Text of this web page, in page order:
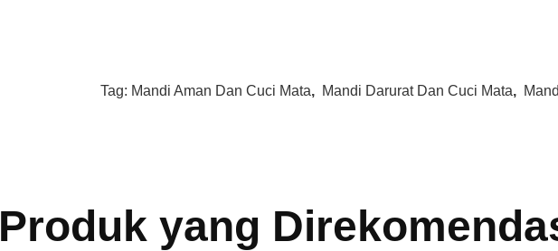
Tag: Mandi Aman Dan Cuci Mata, Mandi Darurat Dan Cuci Mata,
Produk yang